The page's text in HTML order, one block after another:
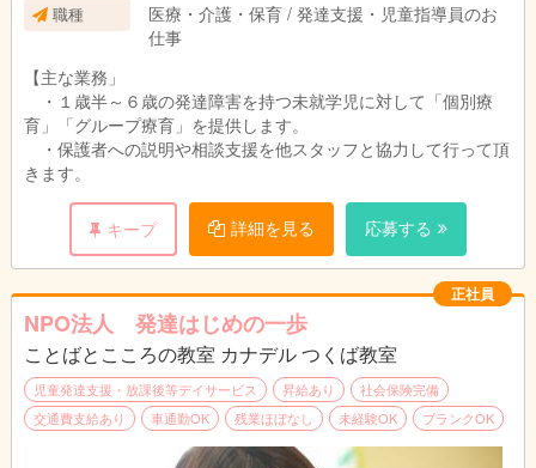
職種
医療・介護・保育 / 発達支援・児童指導員のお
仕事
【主な業務」
・１歳半～６歳の発達障害を持つ未就学児に対して「個別療
育」「グループ療育」を提供します。
・保護者への説明や相談支援を他スタッフと協力して行って頂
きます。
キープ 詳細を見る 応募する
正社員
NPO法人 発達はじめの一歩
ことばとこころの教室 カナデル つくば教室
児童発達支援・放課後等デイサービス 昇給あり
社会保険完備
交通費支給あり
車通勤OK 残業ほぼなし 未経験OK ブランクOK